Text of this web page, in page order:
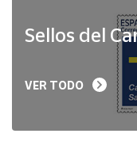
Sellos del
VER TODO